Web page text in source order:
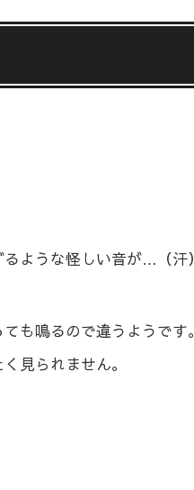
ような怪しい音が…（汗）
も鳴るので違うようです。
見られません。